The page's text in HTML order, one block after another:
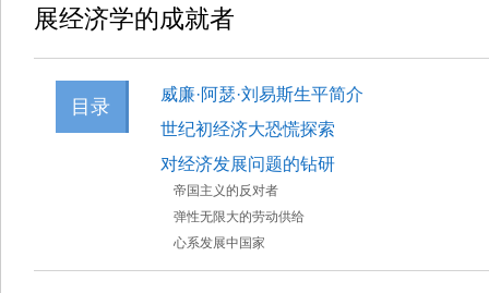
展经济学的成就者
目录
威廉·阿瑟·刘易斯生平简介
世纪初经济大恐慌探索
对经济发展问题的钻研
帝国主义的反对者
弹性无限大的劳动供给
心系发展中国家